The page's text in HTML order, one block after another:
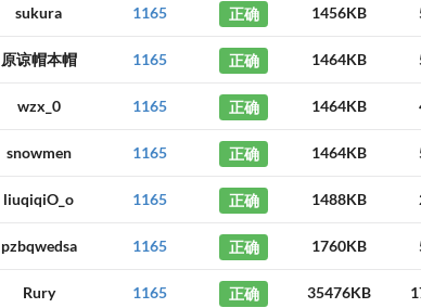
sukura 1165 正确 1456KB
原谅帽本帽 1165 正确 1464KB
wzx_0 1165 正确 1464KB
snowmen 1165 正确 1464KB
liuqiqiO_o 1165 正确 1488KB
pzbqwedsa 1165 正确 1760KB
Rury 1165 正确 35476KB